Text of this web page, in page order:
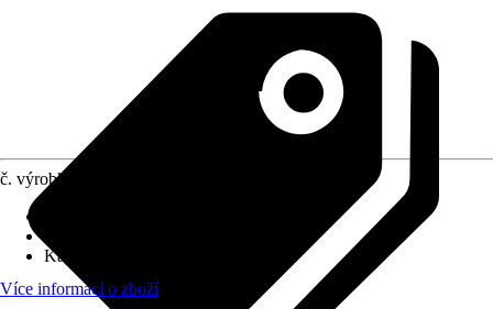
č. výrobku
Kapacita akumulátoru
Více informací o zboží